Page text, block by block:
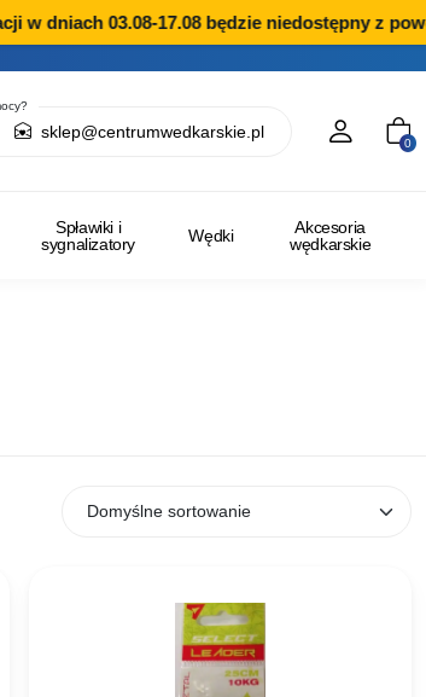
w dniach 03.08-17.08 będzie niedostępny z
sklep@centrumwedkarskie.pl
0
Spławiki i
sygnalizatory
Wędki
Akcesoria
wędkarskie